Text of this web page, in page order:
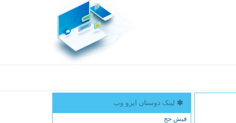
لینک دوستان ایزو وب
فیش حج